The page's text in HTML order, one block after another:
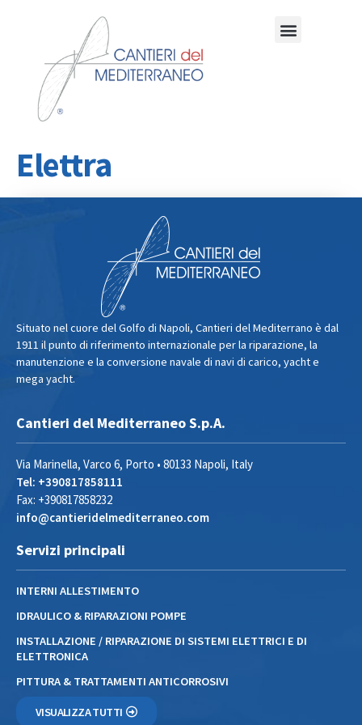
Elettra
Situato nel cuore del Golfo di Napoli, Cantieri del Mediterrano è dal
1911 il punto di riferimento internazionale per la riparazione, la
manutenzione e la conversione navale di navi di carico, yacht e
mega yacht.
Cantieri del Mediterraneo S.p.A.
Via Marinella, Varco 6, Porto • 80133 Napoli, Italy
Tel: +390817858111
Fax: +390817858232
info@cantieridelmediterraneo.com
Servizi principali
INTERNI ALLESTIMENTO
IDRAULICO & RIPARAZIONI POMPE
INSTALLAZIONE / RIPARAZIONE DI SISTEMI ELETTRICI E DI
ELETTRONICA
PITTURA & TRATTAMENTI ANTICORROSIVI
VISUALIZZA TUTTI